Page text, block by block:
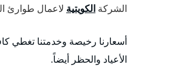
الشركة الكويتية لاعمال طوارئ
أسعارنا رخيصة وخدمتنا تغطي
الأعياد والحظر أيضاً.